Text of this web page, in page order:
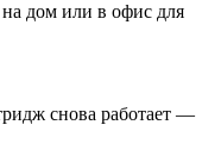
дом или в офис для
снова работает —